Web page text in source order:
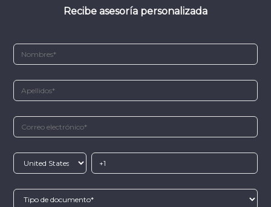
Recibe asesoría personalizada